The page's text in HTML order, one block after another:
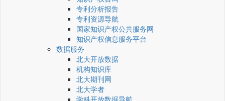
专利分析报告
专利资源导航
国家知识产权公共服务网
知识产权信息服务平台
数据服务
北大开放数据
机构知识库
北大期刊网
北大学者